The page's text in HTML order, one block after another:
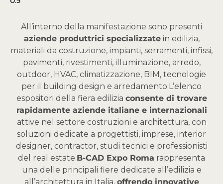
All’interno della manifestazione sono presenti
aziende produttrici specializzatein edilizia,
materiali da costruzione, impianti, serramenti, infissi,
pavimenti, rivestimenti, illuminazione, arredo,
outdoor, HVAC, climatizzazione, BIM, tecnologie
per il building design e arredamento. L’elenco
espositori della fiera edilizia consente di trovare
rapidamente aziende italiane e internazionali
attive nel settore costruzioni e architettura, con
soluzioni dedicate a progettisti, imprese, interior
designer, contractor, studi tecnici e professionisti
del real estate.B-CAD Expo Roma rappresenta
una delle principali fiere dedicate all’edilizia e
all’architettura in Italia, offrendo innovative